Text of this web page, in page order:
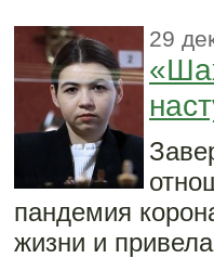
29
пандемия
жизни и